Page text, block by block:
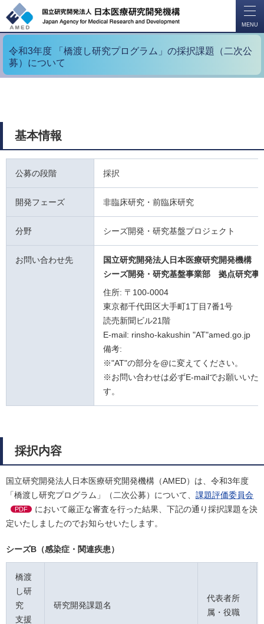
MENU
令和3年度 「橋渡し研究プログラム」の採択課題（二次公
募）について
基本情報
公募の段階 採択
開発フェーズ 非臨床研究・前臨床研究
分野 シーズ開発・研究基盤プロジェクト
お問い合わせ先
国立研究開発法人日本医療研究開発機構
シーズ開発・研究基盤事業部 拠点研究事
住所: 〒100-0004
東京都千代田区大手町1丁目7番1号
読売新聞ビル21階
E-mail: rinsho-kakushin "AT"amed.go.jp
備考:
※"AT"の部分を@に変えてください。
※お問い合わせは必ずE-mailでお願いいた
す。
採択内容
国立研究開発法人日本医療研究開発機構（AMED）は、令和3年度
「橋渡し研究プログラム」（二次公募）について、 課題評価委員会
PDF
において厳正な審査を行った結果、下記の通り採択課題を決
定いたしましたのでお知らせいたします。
シーズB（感染症・関連疾患）
橋渡
し研
究
支援
研究開発課題名
代表者所
属・役職